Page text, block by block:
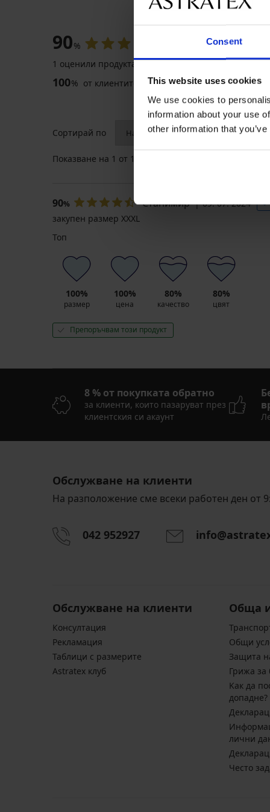
Consent
This website uses cookies
We use cookies to
information about your use
other information that
90%
1 оценили продукта
100% от клиентите, препоръчват продукта
Сортирай по
Показване на 1 от 1 отзива
90% Станимир 09. 07. 2024
закупен размер XXXL
Топ
100%
размер
100%
цена
80%
качество
80%
цвят
Препоръчвам този продукт
8 % от покупката обратно
за клиенти, които пазаруват през
клиентския си акаунт
Обслужване на клиенти
На разположение сме всеки работен ден от
042 952927
Обслужване на клиенти
Консултация
Pекламация
Таблици с размерите
Astratex клуб
Обща
Общи
Защита
Грижа за
Kак да
допадне?
лични
Често